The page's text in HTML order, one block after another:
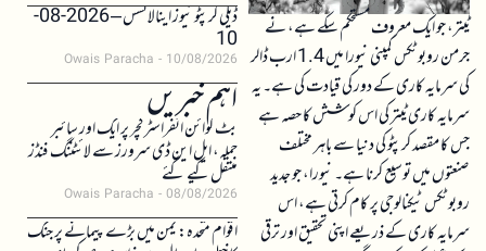
ٹیتر، جو ایک معروف مستحکم سکے ہے، نے
جرمن روبوٹکس کمپنی نیورا میں 1.4 ارب ڈالر
کی سرمایہ کاری کے دور کی قیادت کی ہے۔ یہ
سرمایہ کاری ٹیتر کی اس کوشش کا حصہ ہے
جس کا مقصد کرپٹو کی دنیا سے باہر مختلف
صنعتوں میں توسیع کرنا ہے۔ نیورا، جو جدید
روبوٹکس ٹیکنالوجی پر کام کرتی ہے، اس
سرمایہ کاری کے ذریعے اپنی تحقیق اور ترقی
ڈیلی کرپٹو نیوز اینالائسس – 2026-08-
10
Owais Paracha 10/08/2026
اہم خبریں
بٹ کوائن انفراسٹرکچر پر ایک اور سائبر
حملہ، ایل این ڈی سرورز سے لائٹننگ فنڈز
منتقل کیے گئے
Owais Paracha 08/08/2026
اقوام متحدہ: یمن میں بڑے پیمانے پر جنگ